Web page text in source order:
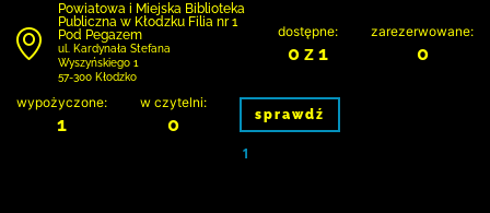
Powiatowa i Miejska Biblioteka
Publiczna w Kłodzku Filia nr 1
Pod Pegazem
ul. Kardynała Stefana
Wyszyńskiego 1
57-300 Kłodzko
dostępne:
0 z 1
zarezerwowane:
0
wypożyczone:
1
w czytelni:
0 sprawdź
1